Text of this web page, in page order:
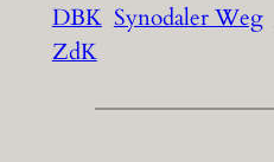
DBK Synodaler Weg
ZdK